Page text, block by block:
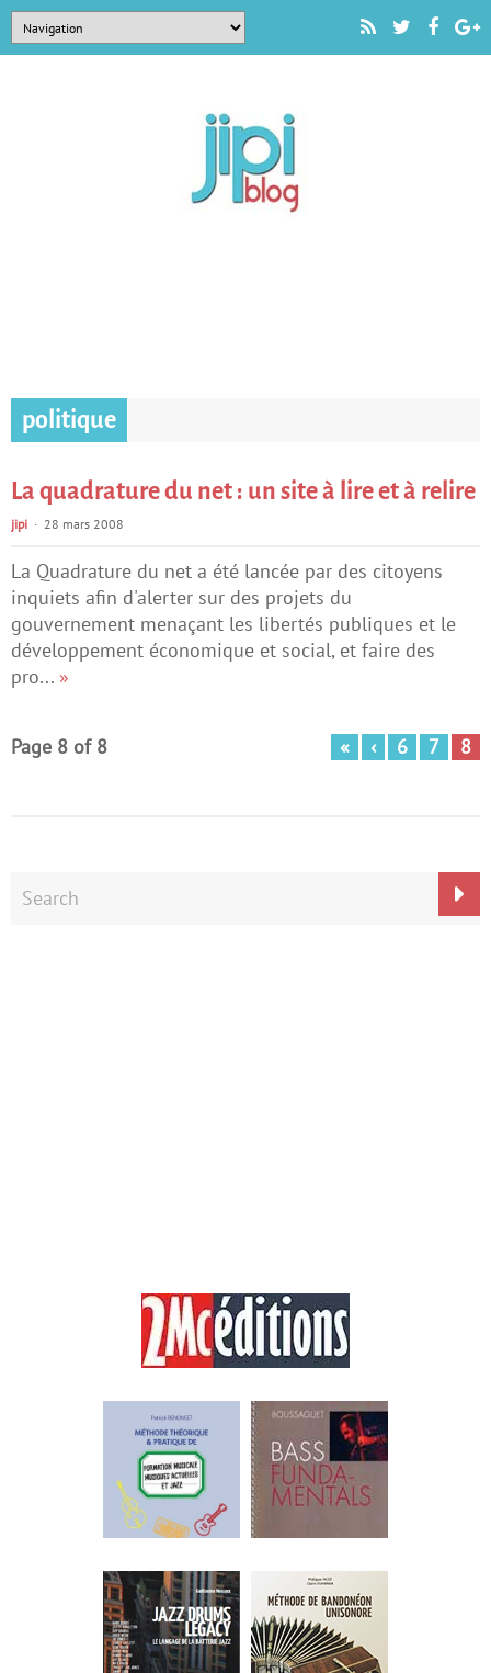
politique
La quadrature du net : un site à lire et à relire
jipi 28 mars 2008
La Quadrature du net a été lancée par des citoyens
inquiets afin d'alerter sur des projets du
gouvernement menaçant les libertés publiques et le
développement économique et social, et faire des
pro... »
Page 8 of 8 « ‹ 6 7 8